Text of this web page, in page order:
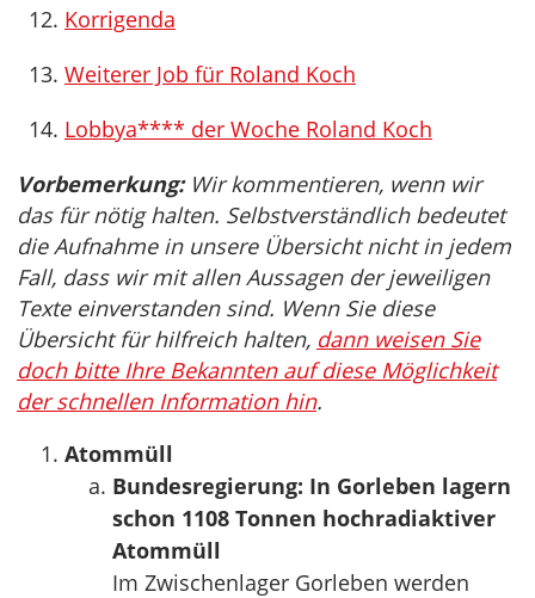
Korrigenda
Weiterer Job für Roland Koch
Lobbya**** der Woche Roland Koch
Vorbemerkung:Wir kommentieren, wenn wir
das für nötig halten. Selbstverständlich bedeutet
die Aufnahme in unsere Übersicht nicht in jedem
Fall, dass wir mit allen Aussagen der jeweiligen
Texte einverstanden sind. Wenn Sie diese
Übersicht für hilfreich halten, dann weisen Sie
doch bitte Ihre Bekannten auf diese Möglichkeit
der schnellen Information hin.
Atommüll
Bundesregierung: In Gorleben lagern
schon 1108 Tonnen hochradiaktiver
Atommüll
Im Zwischenlager Gorleben werden